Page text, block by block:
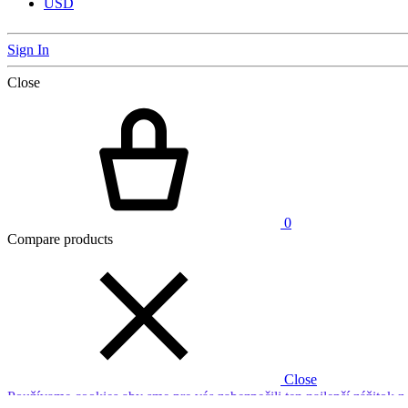
Sign In
Close
0
Compare products
Close
Používame cookies aby sme pre vás zabezpečili ten najlepší